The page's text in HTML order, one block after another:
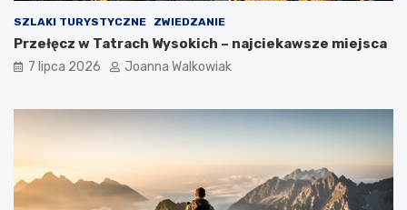
SZLAKI TURYSTYCZNE ZWIEDZANIE
Przełęcz w Tatrach Wysokich – najciekawsze miejsca
7 lipca 2026 Joanna Walkowiak